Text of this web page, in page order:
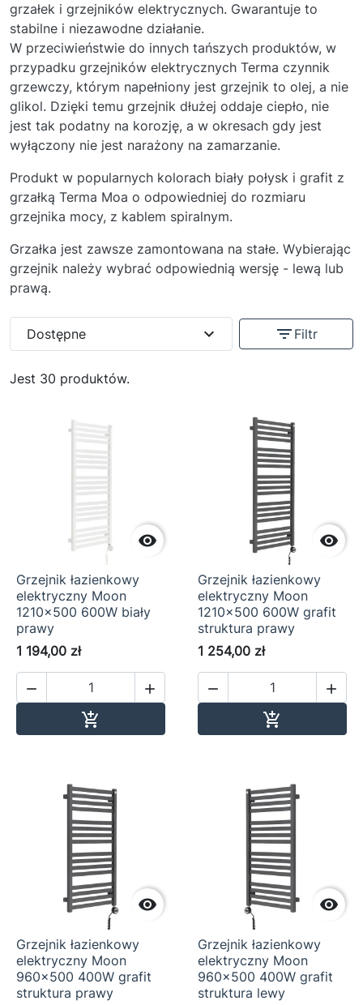
grzałek i grzejników elektrycznych. Gwarantuje to
stabilne i niezawodne działanie.
W przeciwieństwie do innych tańszych produktów, w
przypadku grzejników elektrycznych Terma czynnik
grzewczy, którym napełniony jest grzejnik to olej, a nie
glikol. Dzięki temu grzejnik dłużej oddaje ciepło, nie
jest tak podatny na korozję, a w okresach gdy jest
wyłączony nie jest narażony na zamarzanie.
Produkt w popularnych kolorach biały połysk i grafit z
grzałką Terma Moa o odpowiedniej do rozmiaru
grzejnika mocy, z kablem spiralnym.
Grzałka jest zawsze zamontowana na stałe. Wybierając
grzejnik należy wybrać odpowiednią wersję - lewą lub
prawą.
Jest 30 produktów.
Dostępne expand_more filter_list Filtr

Grzejnik łazienkowy
elektryczny Moon
1210x500 600W biały
prawy
1 194,00 zł
 


Grzejnik łazienkowy
elektryczny Moon
1210x500 600W grafit
struktura prawy
1 254,00 zł
 


Grzejnik łazienkowy
elektryczny Moon
960x500 400W grafit
struktura prawy

Grzejnik łazienkowy
elektryczny Moon
960x500 400W grafit
struktura lewy